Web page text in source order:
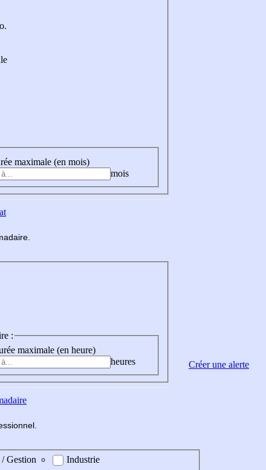
maximale (en mois)
mois
:
maximale (en heure)
heures
Gestion
Industrie
Créer une alerte